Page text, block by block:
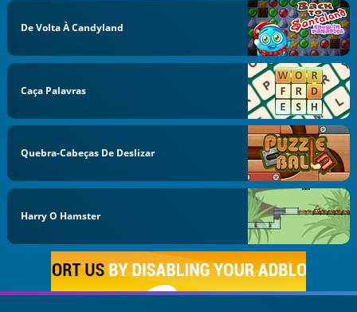
De Volta À Candyland
Caça Palavras
Quebra-Cabeças De Deslizar
Harry O Hamster